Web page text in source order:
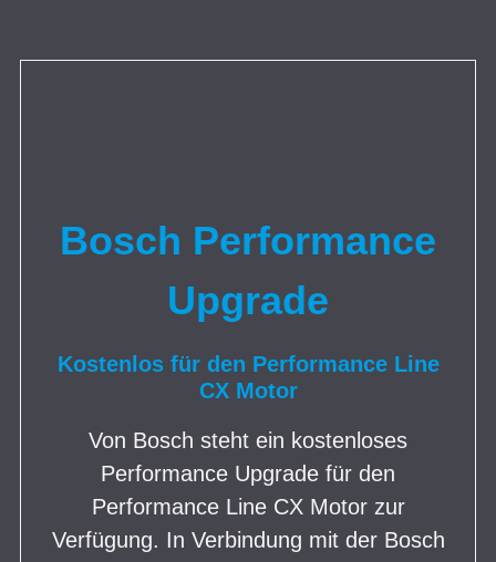
Bosch Performance
Upgrade
Kostenlos für den Performance Line
CX Motor
Von Bosch steht ein kostenloses
Performance Upgrade für den
Performance Line CX Motor zur
Verfügung. In Verbindung mit der Bosch